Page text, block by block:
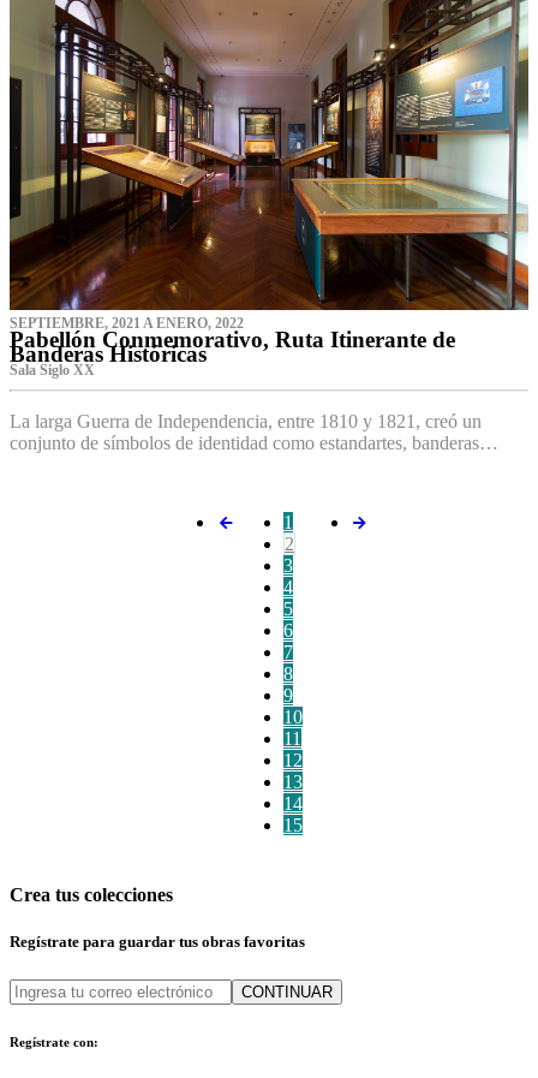
SEPTIEMBRE, 2021 A ENERO, 2022
Pabellón Conmemorativo, Ruta Itinerante de
Banderas Históricas
Sala Siglo XX
La larga Guerra de Independencia, entre 1810 y 1821, creó un
conjunto de símbolos de identidad como estandartes, banderas…
1
2
3
4
5
6
7
8
9
10
11
12
13
14
15
Crea tus colecciones
Regístrate para guardar tus obras favoritas
CONTINUAR
Regístrate con: